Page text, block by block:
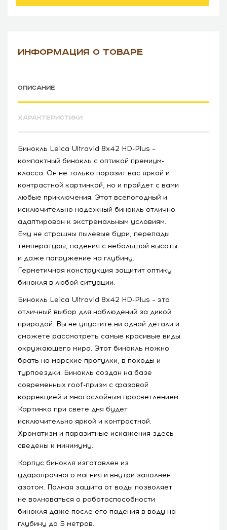
ИНФОРМАЦИЯ О ТОВАРЕ
ОПИСАНИЕ
ХАРАКТЕРИСТИКИ
Бинокль Leica Ultravid 8x42 HD-Plus –
компактный бинокль с оптикой премиум-
класса. Он не только поразит вас яркой и
контрастной картинкой, но и пройдет с вами
любые приключения. Этот всепогодный и
исключительно надежный бинокль отлично
адаптирован к экстремальным условиям.
Ему не страшны пылевые бури, перепады
температуры, падения с небольшой высоты
и даже погружение на глубину.
Герметичная конструкция защитит оптику
бинокля в любой ситуации.
Бинокль Leica Ultravid 8x42 HD-Plus – это
отличный выбор для наблюдений за дикой
природой. Вы не упустите ни одной детали и
сможете рассмотреть самые красивые виды
окружающего мира. Этот бинокль можно
брать на морские прогулки, в походы и
турпоездки. Бинокль создан на базе
современных roof-призм с фазовой
коррекцией и многослойным просветлением.
Картинка при свете дня будет
исключительно яркой и контрастной.
Хроматизм и паразитные искажения здесь
сведены к минимуму.
Корпус бинокля изготовлен из
ударопрочного магния и внутри заполнен
азотом. Полная защита от воды позволяет
не волноваться о работоспособности
бинокля даже после его падения в воду на
глубину до 5 метров.